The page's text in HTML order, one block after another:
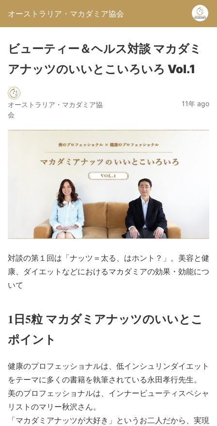
オーストラリア・マカダミア協会
ビューティー＆ヘルス対談 マカダミ
アナッツのいいとこいろいろ Vol.1
オーストラリア・マカダミア協
会
11年 ago
対談の第１回は「ナッツ＝太る、はホント？」。美容と健
康、ダイエットなどにおけるマカダミアの効果・効能につ
いて
1日5粒 マカダミアナッツのいいとこ
ポイント
健康のプロフェッショナルは、低インシュリンダイエット
をテーマに多くの書籍を執筆されている永田孝行先生。
美のプロフェッショナルは、インナービューティスペシャ
リストのマリー秋沢さん。
「マカダミアナッツが大好き」というお二人だから、実現